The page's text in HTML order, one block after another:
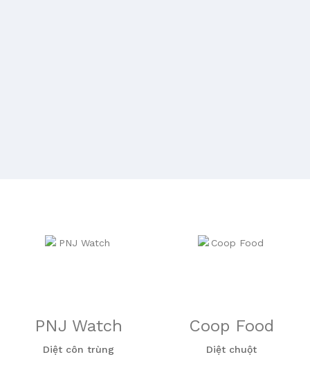
PNJ Watch
Diệt côn trùng
Coop Food
Diệt chuột